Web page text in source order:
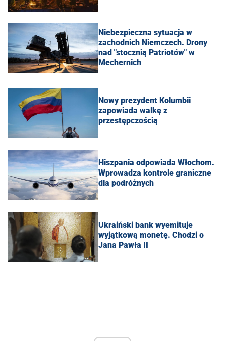
Niebezpieczna sytuacja w
zachodnich Niemczech. Drony
nad "stocznią Patriotów" w
Mechernich
Nowy prezydent Kolumbii
zapowiada walkę z
przestępczością
Hiszpania odpowiada Włochom.
Wprowadza kontrole graniczne
dla podróżnych
Ukraiński bank wyemituje
wyjątkową monetę. Chodzi o
Jana Pawła II